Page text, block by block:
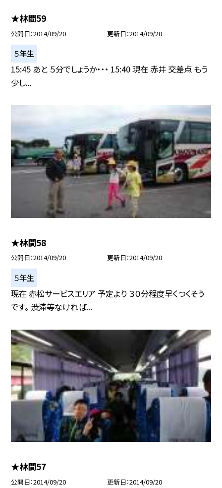
★林間59
公開日 2014/09/20 更新日 2014/09/20
５年生
15:45 あと ５分でしょうか・・・ 15:40 現在 赤井 交差点 もう
少し...
★林間58
公開日 2014/09/20 更新日 2014/09/20
５年生
現在 赤松サービスエリア 予定より ３０分程度早くつくそう
です。 渋滞等なければ...
★林間57
公開日 2014/09/20 更新日 2014/09/20